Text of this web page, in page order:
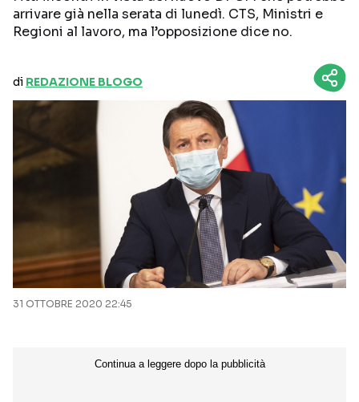
arrivare già nella serata di lunedì. CTS, Ministri e
Regioni al lavoro, ma l’opposizione dice no.
di REDAZIONE BLOGO
31 OTTOBRE 2020 22:45